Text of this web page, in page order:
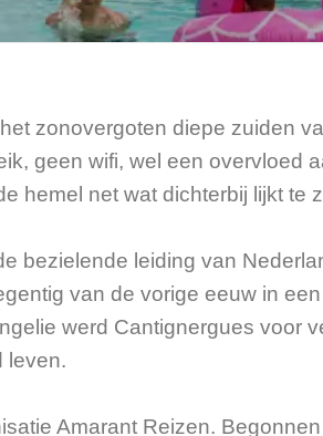
zonovergoten diepe zuiden
geen wifi, wel een overvloed
hemel net wat dichterbij lijkt te
bezielende leiding van
van de vorige eeuw in
werd Cantignergues voor
leven.
Amarant Reizen.